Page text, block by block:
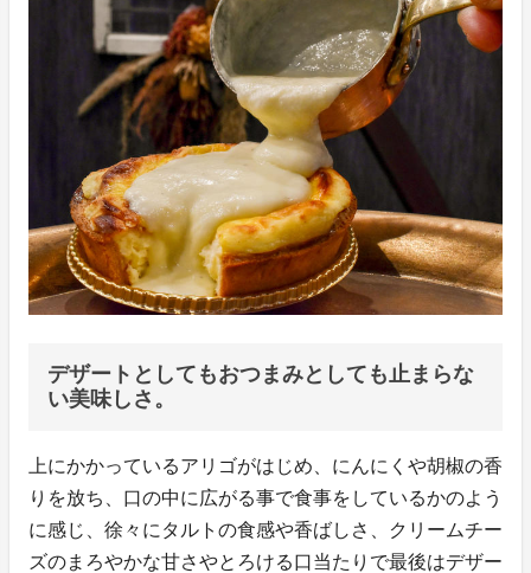
デザートとしてもおつまみとしても止まらな
い美味しさ。
上にかかっているアリゴがはじめ、にんにくや胡椒の香
りを放ち、口の中に広がる事で食事をしているかのよう
に感じ、徐々にタルトの食感や香ばしさ、クリームチー
ズのまろやかな甘さやとろける口当たりで最後はデザー